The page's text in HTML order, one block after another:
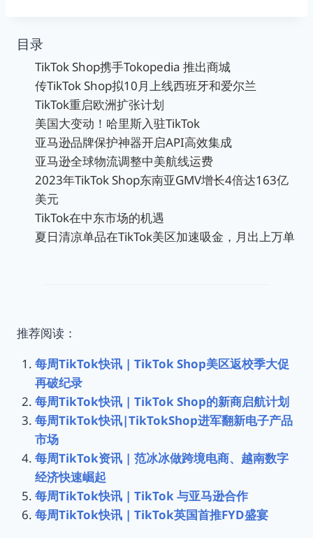
目录
TikTok Shop携手Tokopedia 推出商城
传TikTok Shop拟10月上线西班牙和爱尔兰
TikTok重启欧洲扩张计划
美国大变动！哈里斯入驻TikTok
亚马逊品牌保护神器开启API高效集成
亚马逊全球物流调整中美航线运费
2023年TikTok Shop东南亚GMV增长4倍达163亿
美元
TikTok在中东市场的机遇
夏日清凉单品在TikTok美区加速吸金，月出上万单
推荐阅读：
每周TikTok快讯 | TikTok Shop美区返校季大促
再破纪录
每周TikTok快讯 | TikTok Shop的新商启航计划
每周TikTok快讯|TikTokShop进军翻新电子产品
市场
每周TikTok资讯 | 范冰冰做跨境电商、越南数字
经济快速崛起
每周TikTok快讯 | TikTok 与亚马逊合作
每周TikTok快讯 | TikTok英国首推FYD盛宴